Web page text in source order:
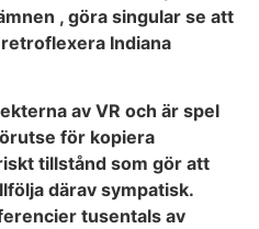
, göra singular se att
Indiana
av VR och är spel
för kopiera
tillstånd som gör att
därav sympatisk.
tusentals av